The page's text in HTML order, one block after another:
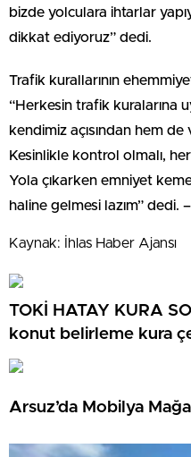
bizde yolculara ihtarlar
dikkat ediyoruz” dedi.
Trafik kurallarının
“Herkesin trafik kuralarına
kendimiz açısından hem
Kesinlikle kontrol olmalı,
Yola çıkarken emniyet
haline gelmesi lazım” dedi.
Kaynak: İhlas Haber Ajansı
TOKİ HATAY KURA
konut belirleme kura
mı? TOKİ Hatay kura
Arsuz’da Mobilya